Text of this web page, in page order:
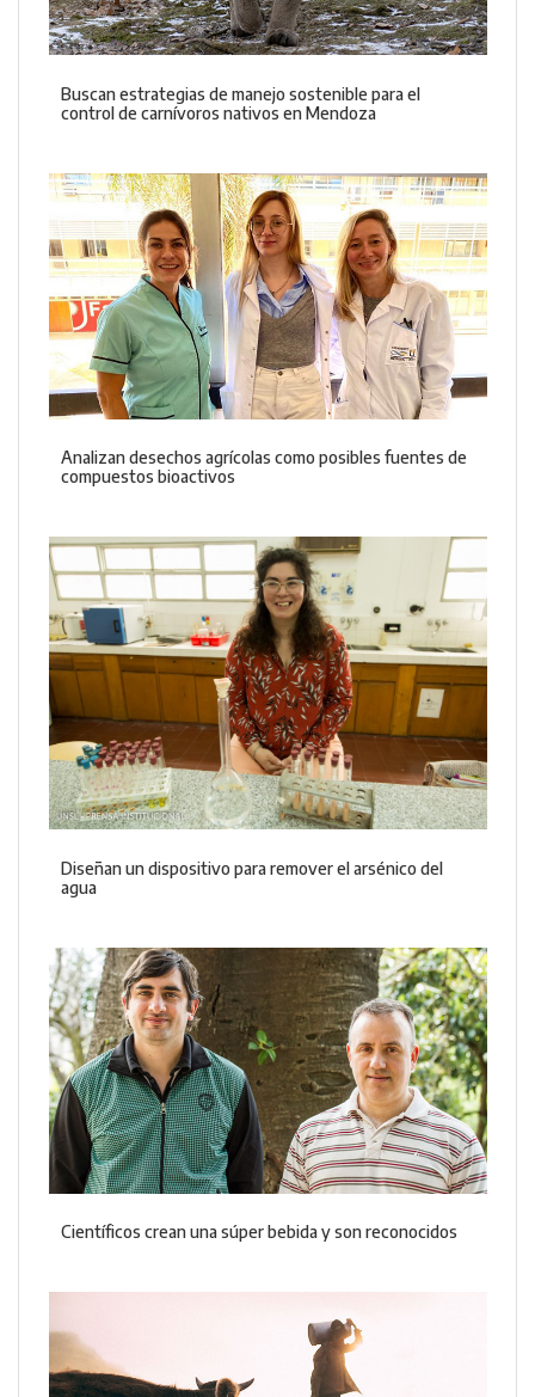
Buscan estrategias de manejo sostenible para el
control de carnívoros nativos en Mendoza
Analizan desechos agrícolas como posibles fuentes de
compuestos bioactivos
Diseñan un dispositivo para remover el arsénico del
agua
Científicos crean una súper bebida y son reconocidos